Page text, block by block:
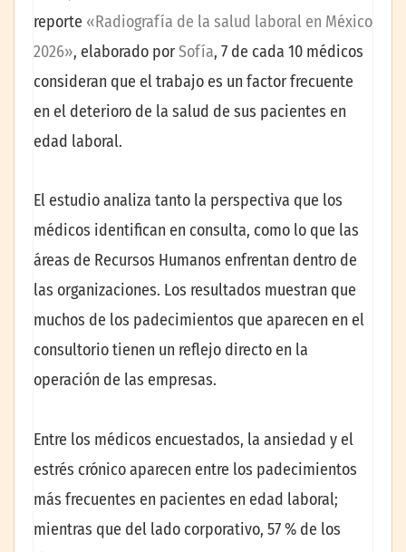
reporte «Radiografía de la salud laboral en México
2026», elaborado porSofía, 7 de cada 10 médicos
consideran que el trabajo es un factor frecuente
en el deterioro de la salud de sus pacientes en
edad laboral.
El estudio analiza tanto la perspectiva que los
médicos identifican en consulta, como lo que las
áreas de Recursos Humanos enfrentan dentro de
las organizaciones. Los resultados muestran que
muchos de los padecimientos que aparecen en el
consultorio tienen un reflejo directo en la
operación de las empresas.
Entre los médicos encuestados, la ansiedad y el
estrés crónico aparecen entre los padecimientos
más frecuentes en pacientes en edad laboral;
mientras que del lado corporativo, 57 % de los